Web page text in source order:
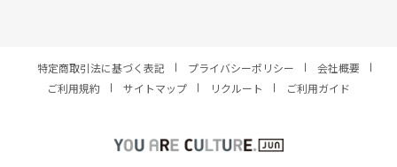
特定商取引法に基づく表記 プライバシーポリシー
会社概要
ご利用規約
サイトマップ リクルート ご利用ガイド